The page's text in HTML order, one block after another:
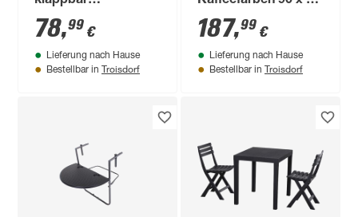
Stahl/Kunststoff 76
x 74 x 183 cm
78,99 €
Lieferung nach Hause
Bestellbar in Troisdorf
x 50 cm
187,99 €
Lieferung nach Hause
Bestellbar in Troisdorf